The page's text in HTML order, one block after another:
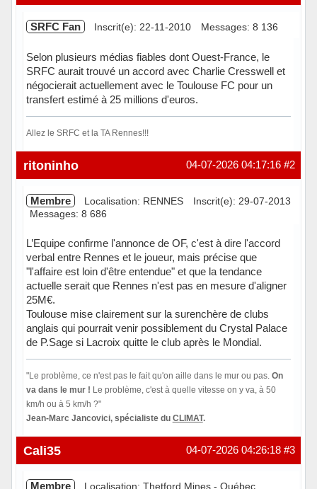
SRFC Fan Inscrit(e): 22-11-2010 Messages: 8 136
Selon plusieurs médias fiables dont Ouest-France, le
SRFC aurait trouvé un accord avec Charlie Cresswell et
négocierait actuellement avec le Toulouse FC pour un
transfert estimé à 25 millions d'euros.
Allez le SRFC et la TA Rennes!!!
Hors ligne #2
04-07-2026 04:17:16
ritoninho
Membre Localisation: RENNES
Inscrit(e): 29-07-2013
Messages: 8 686
L’Equipe confirme l'annonce de OF, c'est à dire l'accord
verbal entre Rennes et le joueur, mais précise que
"l'affaire est loin d'être entendue" et que la tendance
actuelle serait que Rennes n'est pas en mesure d'aligner
25M€.
Toulouse mise clairement sur la surenchère de clubs
anglais qui pourrait venir possiblement du Crystal Palace
de P.Sage si Lacroix quitte le club après le Mondial.
"Le problème, ce n'est pas le fait qu'on aille dans le mur ou pas. On
va dans le mur ! Le problème, c'est à quelle vitesse on y va, à 50
km/h ou à 5 km/h ?"
Jean-Marc Jancovici, spécialiste du CLIMAT.
En ligne #3
04-07-2026 04:26:18
Cali35
Membre
Localisation: Thetford Mines - Québec